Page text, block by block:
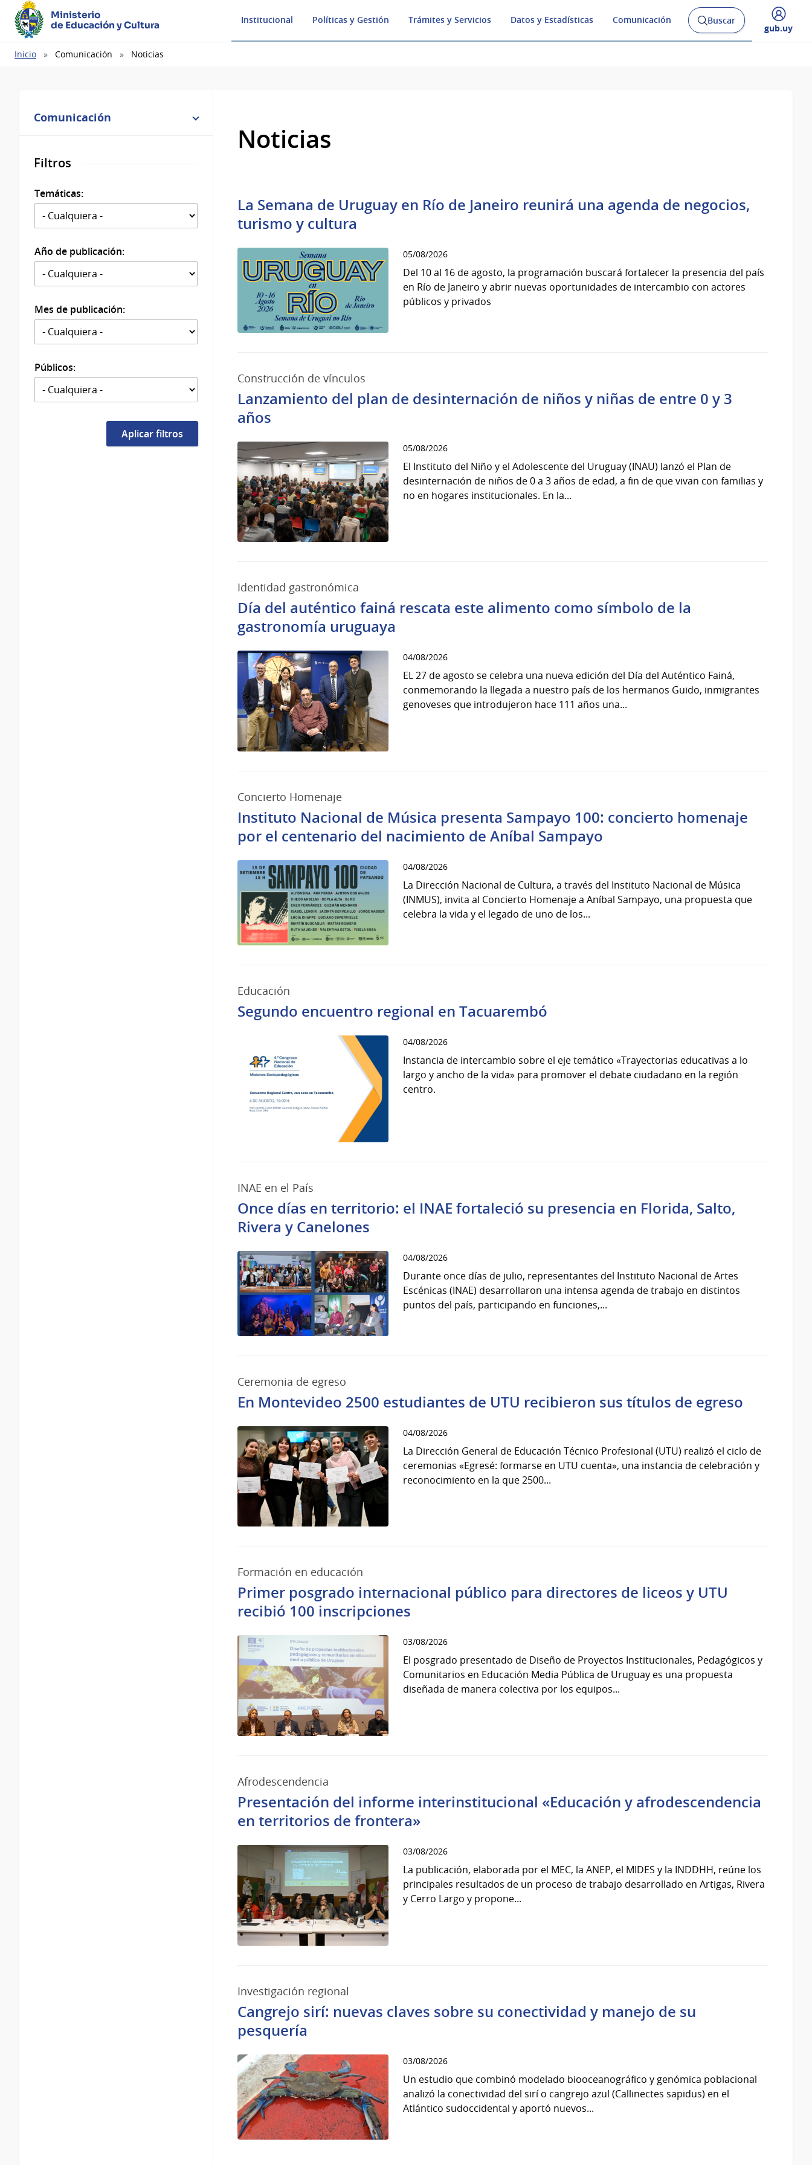
Ministerio
de Educación y Cultura
Institucional Políticas y Gestión Trámites y Servicios Datos y Estadísticas Comunicación
Abrir
buscador
Buscar
Desplegar
gub.uy
Ruta
Inicio Comunicación Noticias
Comunicación
Filtros
Temáticas:
Año de publicación:
Mes de publicación:
Públicos:
Noticias
La Semana de Uruguay en Río de Janeiro reunirá una agenda de negocios,
turismo y cultura
05/08/2026
Del 10 al 16 de agosto, la programación buscará fortalecer la presencia del país
en Río de Janeiro y abrir nuevas oportunidades de intercambio con actores
públicos y privados
Construcción de vínculos
Lanzamiento del plan de desinternación de niños y niñas de entre 0 y 3
años
05/08/2026
El Instituto del Niño y el Adolescente del Uruguay (INAU) lanzó el Plan de
desinternación de niños de 0 a 3 años de edad, a fin de que vivan con familias y
no en hogares institucionales. En la...
Identidad gastronómica
Día del auténtico fainá rescata este alimento como símbolo de la
gastronomía uruguaya
04/08/2026
EL 27 de agosto se celebra una nueva edición del Día del Auténtico Fainá,
conmemorando la llegada a nuestro país de los hermanos Guido, inmigrantes
genoveses que introdujeron hace 111 años una...
Concierto Homenaje
Instituto Nacional de Música presenta Sampayo 100: concierto homenaje
por el centenario del nacimiento de Aníbal Sampayo
04/08/2026
La Dirección Nacional de Cultura, a través del Instituto Nacional de Música
(INMUS), invita al Concierto Homenaje a Aníbal Sampayo, una propuesta que
celebra la vida y el legado de uno de los...
Educación
Segundo encuentro regional en Tacuarembó
04/08/2026
Instancia de intercambio sobre el eje temático «Trayectorias educativas a lo
largo y ancho de la vida» para promover el debate ciudadano en la región
centro.
INAE en el País
Once días en territorio: el INAE fortaleció su presencia en Florida, Salto,
Rivera y Canelones
04/08/2026
Durante once días de julio, representantes del Instituto Nacional de Artes
Escénicas (INAE) desarrollaron una intensa agenda de trabajo en distintos
puntos del país, participando en funciones,...
Ceremonia de egreso
En Montevideo 2500 estudiantes de UTU recibieron sus títulos de egreso
04/08/2026
La Dirección General de Educación Técnico Profesional (UTU) realizó el ciclo de
ceremonias «Egresé: formarse en UTU cuenta», una instancia de celebración y
reconocimiento en la que 2500...
Formación en educación
Primer posgrado internacional público para directores de liceos y UTU
recibió 100 inscripciones
03/08/2026
El posgrado presentado de Diseño de Proyectos Institucionales, Pedagógicos y
Comunitarios en Educación Media Pública de Uruguay es una propuesta
diseñada de manera colectiva por los equipos...
Afrodescendencia
Presentación del informe interinstitucional «Educación y afrodescendencia
en territorios de frontera»
03/08/2026
La publicación, elaborada por el MEC, la ANEP, el MIDES y la INDDHH, reúne los
principales resultados de un proceso de trabajo desarrollado en Artigas, Rivera
y Cerro Largo y propone...
Investigación regional
Cangrejo sirí: nuevas claves sobre su conectividad y manejo de su
pesquería
03/08/2026
Un estudio que combinó modelado biooceanográfico y genómica poblacional
analizó la conectividad del sirí o cangrejo azul (Callinectes sapidus) en el
Atlántico sudoccidental y aportó nuevos...